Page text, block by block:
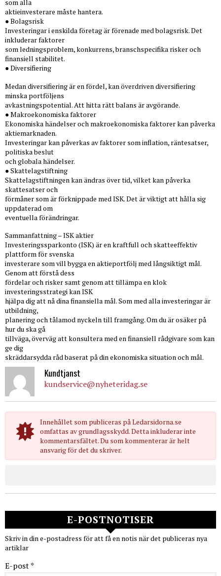
som alla
aktieinvesterare måste hantera.
● Bolagsrisk
Investeringar i enskilda företag är förenade med bolagsrisk. Det
inkluderar faktorer
som ledningsproblem, konkurrens, branschspecifika risker och
finansiell stabilitet.
● Diversifiering
Medan diversifiering är en fördel, kan överdriven diversifiering
minska portföljens
avkastningspotential. Att hitta rätt balans är avgörande.
● Makroekonomiska faktorer
Ekonomiska händelser och makroekonomiska faktorer kan påverka
aktiemarknaden.
Investeringar kan påverkas av faktorer som inflation, räntesatser,
politiska beslut
och globala händelser.
● Skattelagstiftning
Skattelagstiftningen kan ändras över tid, vilket kan påverka
skattesatser och
förmåner som är förknippade med ISK. Det är viktigt att hålla sig
uppdaterad om
eventuella förändringar.
Sammanfattning – ISK aktier
Investeringssparkonto (ISK) är en kraftfull och skatteeffektiv
plattform för svenska
investerare som vill bygga en aktieportfölj med långsiktigt mål.
Genom att förstå dess
fördelar och risker samt genom att tillämpa en klok
investeringsstrategi kan ISK
hjälpa dig att nå dina finansiella mål. Som med alla investeringar är
utbildning,
planering och tålamod nyckeln till framgång. Om du är osäker på
hur du ska gå
tillväga, överväg att konsultera med en finansiell rådgivare som kan
ge dig
skräddarsydda råd baserat på din ekonomiska situation och mål.
Kundtjanst
kundservice@nyheteridag.se
Innehållet som publiceras på Ledarsidorna.se
omfattas av grundlagsskydd. Detta inkluderar inte
kommentarsfältet. Du som kommenterar är helt
ansvarig för det du skriver.
E-POSTNOTISER
Skriv in din e-postadress för att få en notis när det publiceras nya
artiklar
E-post *